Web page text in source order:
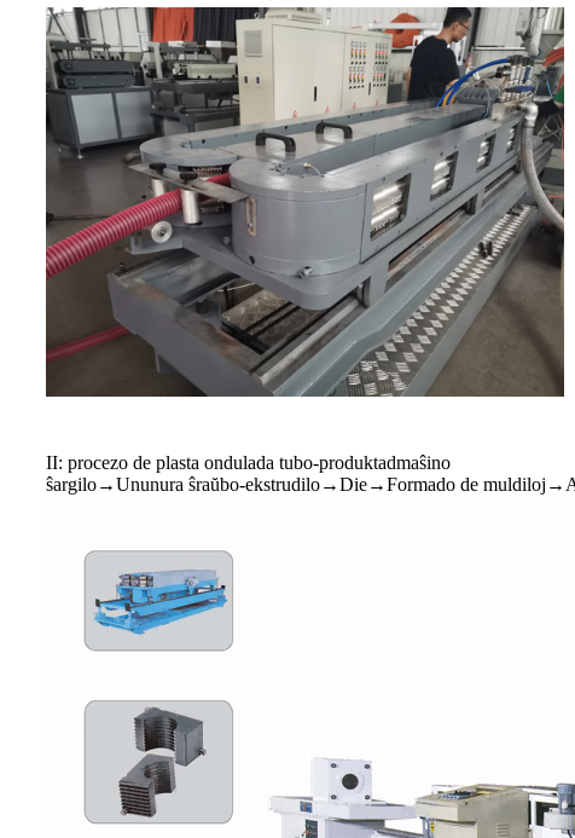
II: procezo de plasta ondulada tubo-produktadmaŝino
ŝargilo→Ununura ŝraŭbo-ekstrudilo→Die→Formado de